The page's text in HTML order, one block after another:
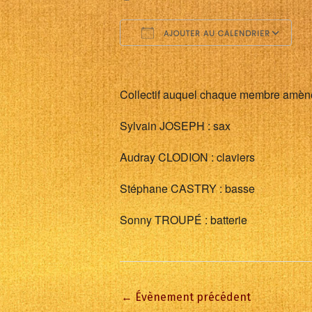
AJOUTER AU CALENDRIER
Télécharger ICS
Collectif auquel chaque membre
Sylvain JOSEPH : sax
Audray CLODION : claviers
Stéphane CASTRY : basse
Sonny TROUPÉ : batterie
←Évènement précédent